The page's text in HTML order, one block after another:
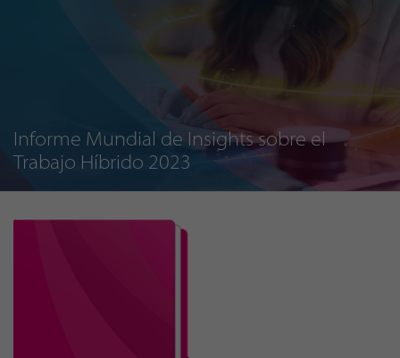
Informe Mundial de Insights sobre el
Trabajo Híbrido 2023